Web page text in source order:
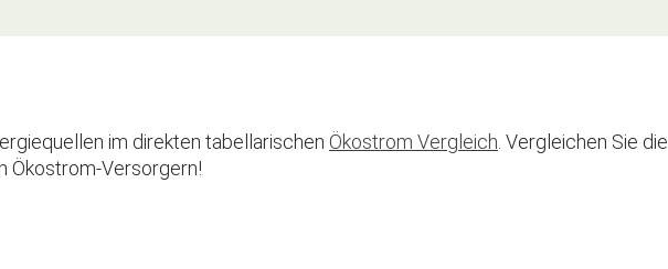
im direkten tabellarischen Ökostrom Vergleich. Vergleichen Sie die
Ökostrom-Versorgern!